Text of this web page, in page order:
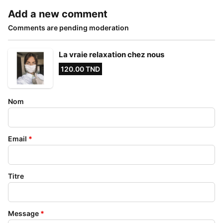
Add a new comment
Comments are pending moderation
La vraie relaxation chez nous
120.00 TND
Nom
Email *
Titre
Message *